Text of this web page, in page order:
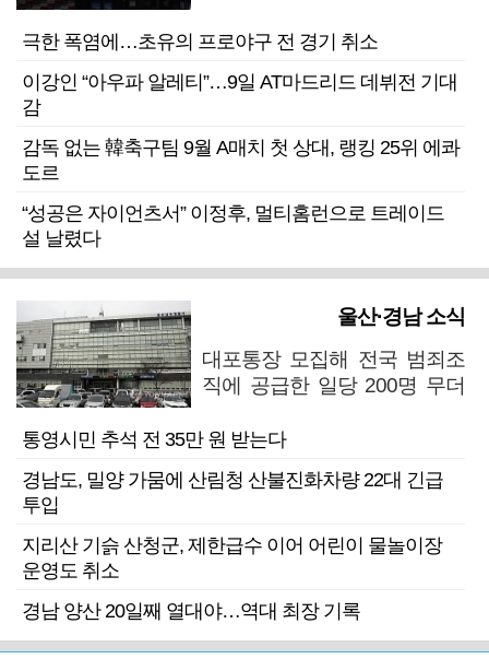
극한 폭염에…초유의 프로야구 전 경기 취소
이강인 “아우파 알레티”…9일 AT마드리드 데뷔전 기대
감
감독 없는 韓축구팀 9월 A매치 첫 상대, 랭킹 25위 에콰
도르
“성공은 자이언츠서” 이정후, 멀티홈런으로 트레이드
설 날렸다
울산·경남 소식
대포통장 모집해 전국 범죄조
직에 공급한 일당 200명 무더
통영시민 추석 전 35만 원 받는다
경남도, 밀양 가뭄에 산림청 산불진화차량 22대 긴급
투입
지리산 기슭 산청군, 제한급수 이어 어린이 물놀이장
운영도 취소
경남 양산 20일째 열대야…역대 최장 기록